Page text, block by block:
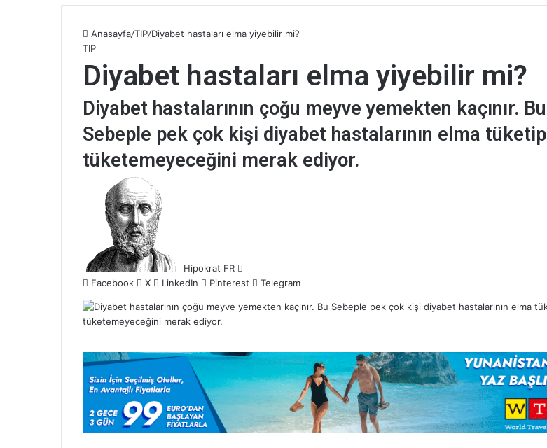
Anasayfa/TIP/Diyabet hastaları elma yiyebilir mi?
TIP
Diyabet hastaları elma yiyebilir mi?
Diyabet hastalarının çoğu meyve yemekten kaçınır. Bu
Sebeple pek çok kişi diyabet hastalarının elma tüketip
tüketemeyeceğini merak ediyor.
Hipokrat FR
s
a
n
e
r
e
Facebook X LinkedIn Pinterest Telegram